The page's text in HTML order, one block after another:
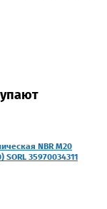
NBR M20
SORL 35970034311